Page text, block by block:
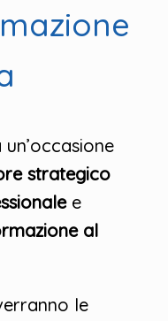
strategico
e
al
le